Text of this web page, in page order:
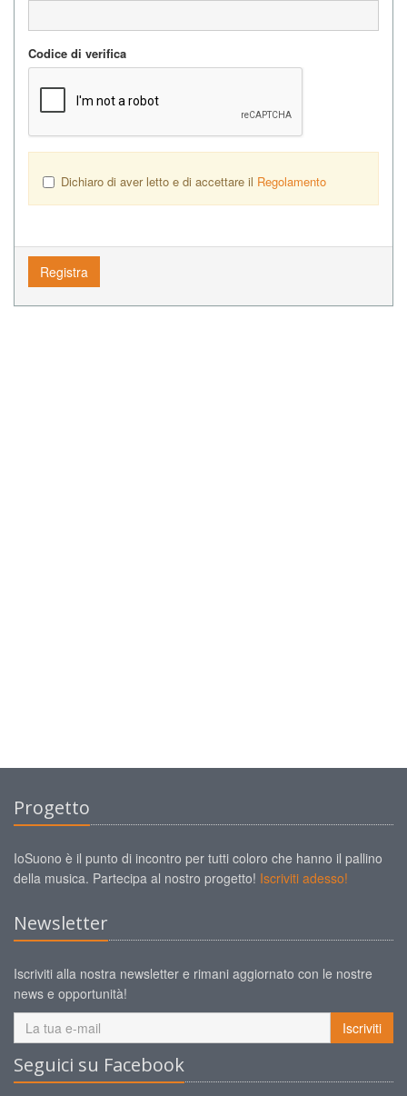
Codice di verifica
Dichiaro di aver letto e di accettare il Regolamento
Registra
Progetto
IoSuono è il punto di incontro per tutti coloro che hanno il pallino
della musica. Partecipa al nostro progetto! Iscriviti adesso!
Newsletter
Iscriviti alla nostra newsletter e rimani aggiornato con le nostre
news e opportunità!
Iscriviti
Seguici su Facebook